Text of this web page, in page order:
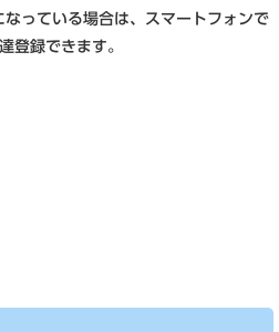
っている場合は、スマートフォンで
登録できます。